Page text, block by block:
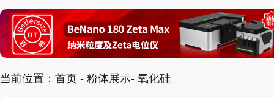
当前位置： 首页 - 粉体展示- 氧化硅